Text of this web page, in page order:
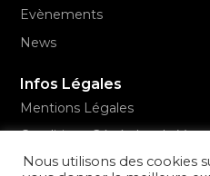
Evènements
News
Infos Légales
Mentions Légales
Conditions Générales de
Politique de confidentialité
Nous utilisons des cookies